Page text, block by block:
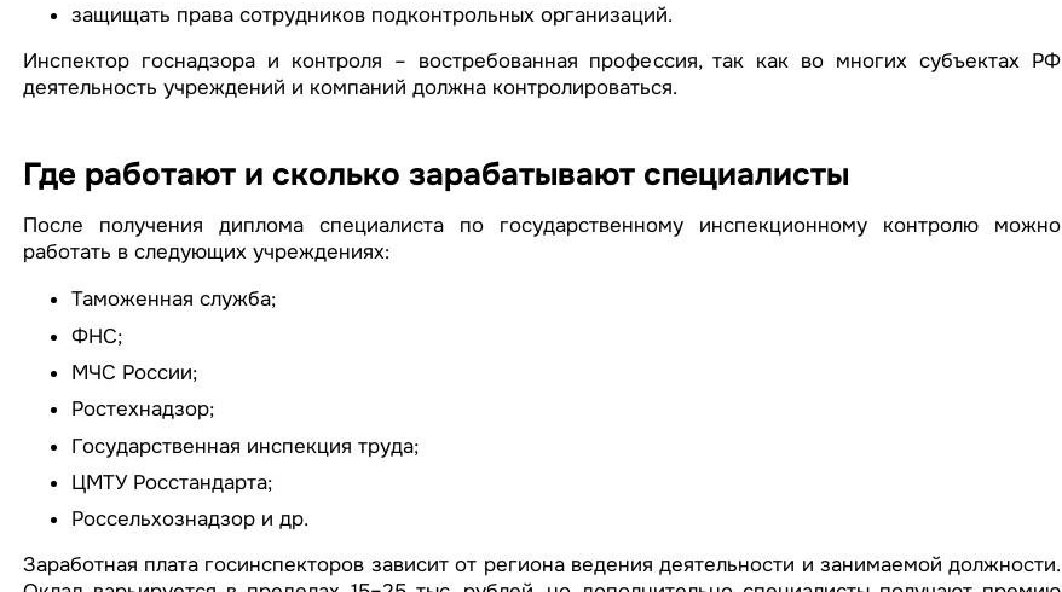
защищать права сотрудников подконтрольных организаций.
Инспектор госнадзора и контроля – востребованная профессия, так как во многих субъектах РФ
деятельность учреждений и компаний должна контролироваться.
Где работают и сколько зарабатывают специалисты
После получения диплома специалиста по государственному инспекционному контролю можно
работать в следующих учреждениях:
Таможенная служба;
ФНС;
МЧС России;
Ростехнадзор;
Государственная инспекция труда;
ЦМТУ Росстандарта;
Россельхознадзор и др.
Заработная плата госинспекторов зависит от региона ведения деятельности и занимаемой должности.